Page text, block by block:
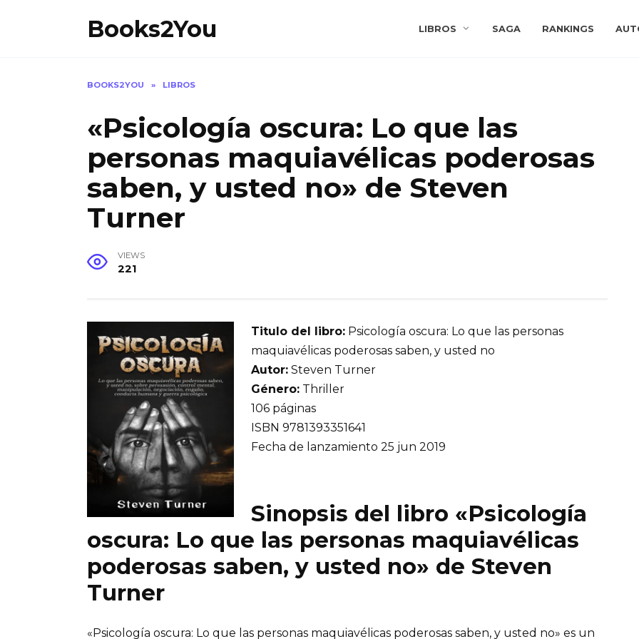
Books2You LIBROS SAGA RANKINGS
BOOKS2YOU » LIBROS
«Psicología oscura: Lo que las
personas maquiavélicas poderosas
saben, y usted no» de Steven
Turner
VIEWS
221
Titulo del libro: Psicología oscura: Lo que las personas
maquiavélicas poderosas saben, y usted no
Autor: Steven Turner
Género: Thriller
106 páginas
ISBN 9781393351641
Fecha de lanzamiento 25 jun 2019
Sinopsis del libro «Psicología
oscura: Lo que las personas maquiavélicas
poderosas saben, y usted no» de Steven
Turner
«Psicología oscura: Lo que las personas maquiavélicas poderosas saben, y usted no» es un